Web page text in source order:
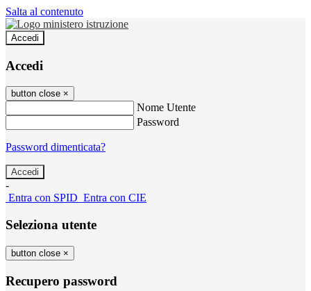
Salta al contenuto
Accedi
Accedi
button close ×
Nome Utente
Password
Password dimenticata?
-
Entra con SPID Entra con CIE
Seleziona utente
button close ×
Recupero password